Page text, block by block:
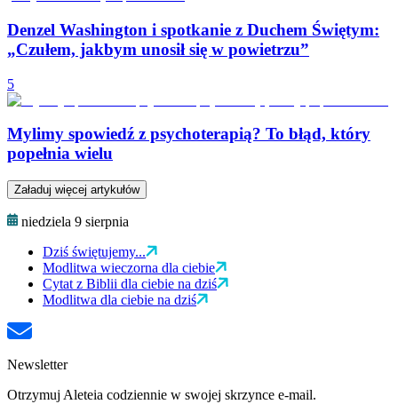
Denzel Washington i spotkanie z Duchem Świętym:
„Czułem, jakbym unosił się w powietrzu”
5
Mylimy spowiedź z psychoterapią? To błąd, który
popełnia wielu
Załaduj więcej artykułów
niedziela 9 sierpnia
Dziś świętujemy...
Modlitwa wieczorna dla ciebie
Cytat z Biblii dla ciebie na dziś
Modlitwa dla ciebie na dziś
Newsletter
Otrzymuj Aleteia codziennie w swojej skrzynce e-mail.